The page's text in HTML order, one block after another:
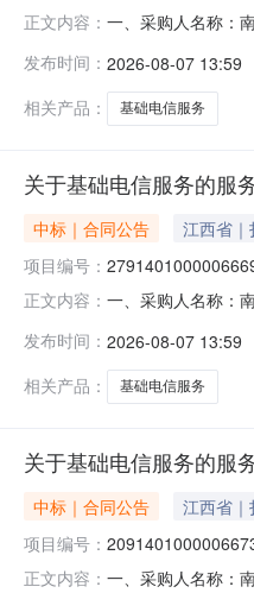
正文内容： 一、采购人名称：
的基本概况：七、
信
发布时间： 2026-08-07 13:59
相关产品：
基础电信服务
关于基础电信服务的服
中标｜合同公告 江西省
项目编号：
正文内容： 一、采购人名称：
的基本概况：七、
信
发布时间： 2026-08-07 13:59
相关产品：
基础电信服务
关于基础电信服务的服
中标｜合同公告 江西省
项目编号：
正文内容： 一、采购人名称：